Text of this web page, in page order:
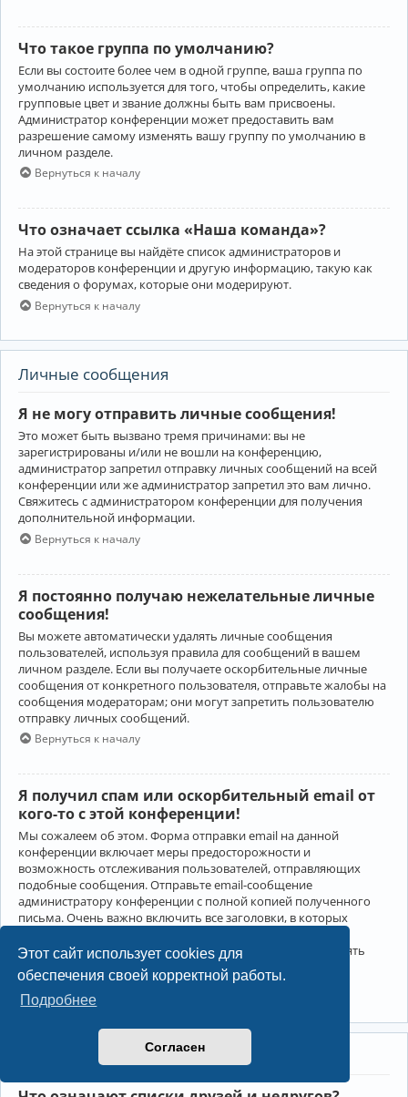
Этот сайт использует cookies для
обеспечения своей корректной работы.
Подробнее
Согласен
Что такое группа по умолчанию?
Если вы состоите более чем в одной группе, ваша группа по
умолчанию используется для того, чтобы определить, какие
групповые цвет и звание должны быть вам присвоены.
Администратор конференции может предоставить вам
разрешение самому изменять вашу группу по умолчанию в
личном разделе.
Вернуться к началу
Что означает ссылка «Наша команда»?
На этой странице вы найдёте список администраторов и
модераторов конференции и другую информацию, такую как
сведения о форумах, которые они модерируют.
Вернуться к началу
Личные сообщения
Я не могу отправить личные сообщения!
Это может быть вызвано тремя причинами: вы не
зарегистрированы и/или не вошли на конференцию,
администратор запретил отправку личных сообщений на всей
конференции или же администратор запретил это вам лично.
Свяжитесь с администратором конференции для получения
дополнительной информации.
Вернуться к началу
Я постоянно получаю нежелательные личные
сообщения!
Вы можете автоматически удалять личные сообщения
пользователей, используя правила для сообщений в вашем
личном разделе. Если вы получаете оскорбительные личные
сообщения от конкретного пользователя, отправьте жалобы на
сообщения модераторам; они могут запретить пользователю
отправку личных сообщений.
Вернуться к началу
Я получил спам или оскорбительный email от
кого-то с этой конференции!
Мы сожалеем об этом. Форма отправки email на данной
конференции включает меры предосторожности и
возможность отслеживания пользователей, отправляющих
подобные сообщения. Отправьте email-сообщение
администратору конференции с полной копией полученного
письма. Очень важно включить все заголовки, в которых
Администратор конференции сможет в этом случае принять
меры.
Друзья и недруги